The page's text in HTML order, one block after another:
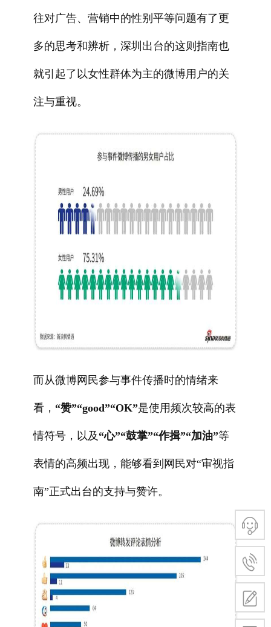
往对广告、营销中的性别平等问题有了更
多的思考和辨析，深圳出台的这则指南也
就引起了以女性群体为主的微博用户的关
注与重视。
而从微博网民参与事件传播时的情绪来
看， “赞”“good”“OK”是使用频次较高的表
情符号，以及 “心”“鼓掌”“作揖”“加油”等
表情的高频出现，能够看到网民对“审视指
南”正式出台的支持与赞许。